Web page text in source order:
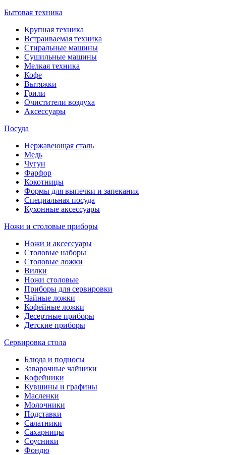
Бытовая техника
Крупная техника
Встраиваемая техника
Стиральные машины
Сушильные машины
Мелкая техника
Кофе
Вытяжки
Грили
Очистители воздуха
Аксессуары
Посуда
Нержавеющая сталь
Медь
Чугун
Фарфор
Кокотницы
Формы для выпечки и запекания
Специальная посуда
Кухонные аксессуары
Ножи и столовые приборы
Ножи и аксессуары
Столовые наборы
Столовые ложки
Вилки
Ножи столовые
Приборы для сервировки
Чайные ложки
Кофейные ложки
Десертные приборы
Детские приборы
Сервировка стола
Блюда и подносы
Заварочные чайники
Кофейники
Кувшины и графины
Масленки
Молочники
Подставки
Салатники
Сахарницы
Соусники
Фондю